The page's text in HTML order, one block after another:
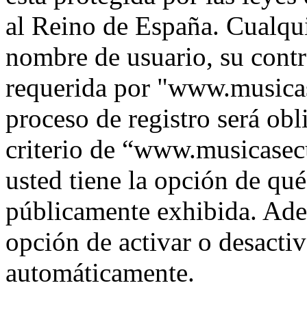
al Reino de España.
nombre de usuario, su
requerida por
proceso de registro será
criterio de
usted tiene la opción de
públicamente exhibida.
opción de activar o
automáticamente.